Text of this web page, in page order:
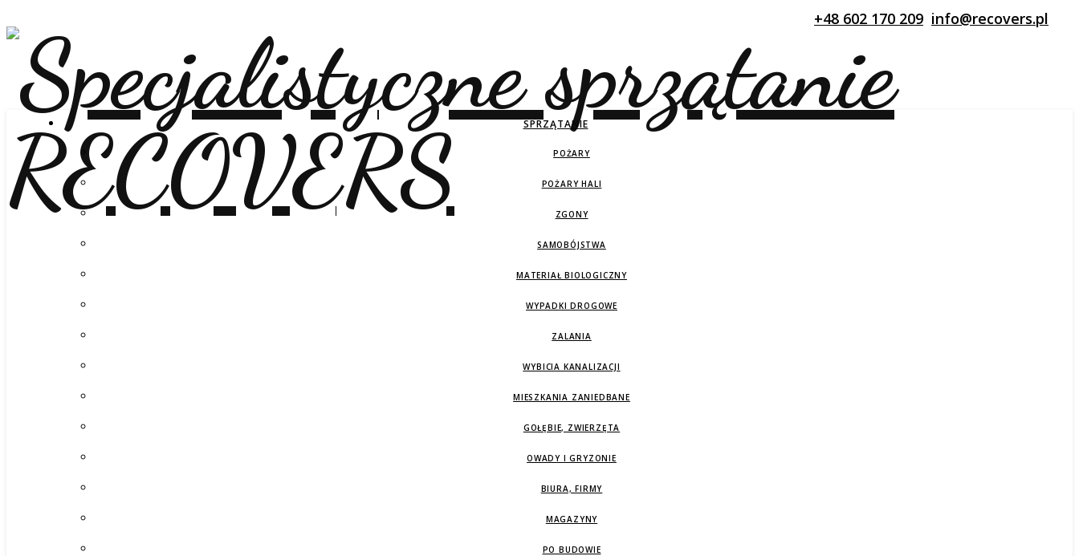
SPRZĄTANIE
POŻARY
POŻARY HALI
ZGONY
SAMOBÓJSTWA
MATERIAŁ BIOLOGICZNY
WYPADKI DROGOWE
ZALANIA
WYBICIA KANALIZACJI
MIESZKANIA ZANIEDBANE
GOŁĘBIE, ZWIERZĘTA
OWADY I GRYZONIE
BIURA, FIRMY
MAGAZYNY
PO BUDOWIE